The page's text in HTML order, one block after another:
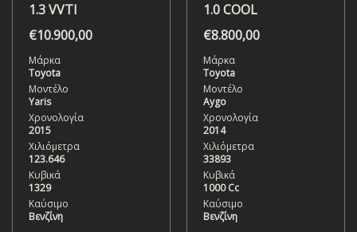
1.3 VVTI
€10.900,00
Μάρκα
Toyota
Μοντέλο
Yaris
Χρονολογία
2015
Χιλιόμετρα
123.646
Κυβικά
1329
Καύσιμο
Βενζίνη
1.0 COOL
€8.800,00
Μάρκα
Toyota
Μοντέλο
Aygo
Χρονολογία
2014
Χιλιόμετρα
33893
Κυβικά
1000 Cc
Καύσιμο
Βενζίνη